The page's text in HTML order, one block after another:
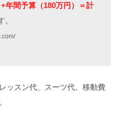
年間予算（180万円）＝計
。
ッスン代、スーツ代、移動費